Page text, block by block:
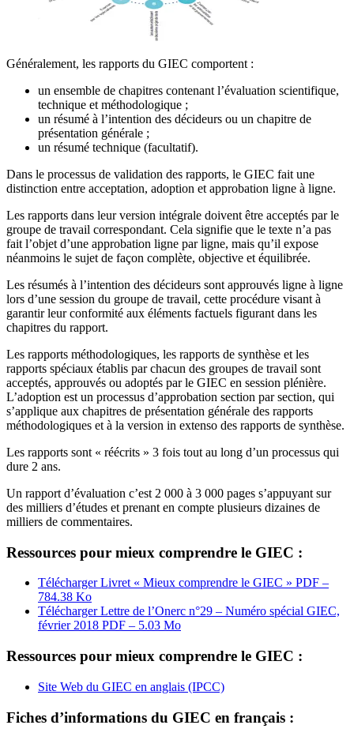
Généralement, les rapports du GIEC comportent :
un ensemble de chapitres contenant l’évaluation scientifique,
technique et méthodologique ;
un résumé à l’intention des décideurs ou un chapitre de
présentation générale ;
un résumé technique (facultatif).
Dans le processus de validation des rapports, le GIEC fait une
distinction entre acceptation, adoption et approbation ligne à ligne.
Les rapports dans leur version intégrale doivent être acceptés par le
groupe de travail correspondant. Cela signifie que le texte n’a pas
fait l’objet d’une approbation ligne par ligne, mais qu’il expose
néanmoins le sujet de façon complète, objective et équilibrée.
Les résumés à l’intention des décideurs sont approuvés ligne à ligne
lors d’une session du groupe de travail, cette procédure visant à
garantir leur conformité aux éléments factuels figurant dans les
chapitres du rapport.
Les rapports méthodologiques, les rapports de synthèse et les
rapports spéciaux établis par chacun des groupes de travail sont
acceptés, approuvés ou adoptés par le GIEC en session plénière.
L’adoption est un processus d’approbation section par section, qui
s’applique aux chapitres de présentation générale des rapports
méthodologiques et à la version in extenso des rapports de synthèse.
Les rapports sont « réécrits » 3 fois tout au long d’un processus qui
dure 2 ans.
Un rapport d’évaluation c’est 2 000 à 3 000 pages s’appuyant sur
des milliers d’études et prenant en compte plusieurs dizaines de
milliers de commentaires.
Ressources pour mieux comprendre le GIEC :
Télécharger Livret « Mieux comprendre le GIEC » PDF –
784.38 Ko
Télécharger Lettre de l’Onerc n°29 – Numéro spécial GIEC,
février 2018 PDF – 5.03 Mo
Ressources pour mieux comprendre le GIEC :
Site Web du GIEC en anglais (IPCC)
Fiches d’informations du GIEC en français :